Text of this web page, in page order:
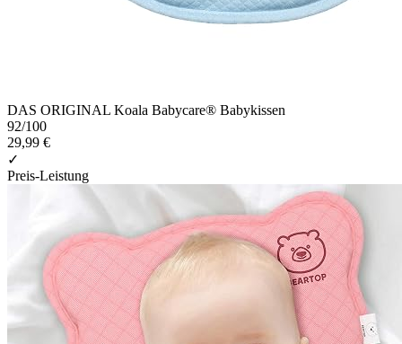
DAS ORIGINAL Koala Babycare® Babykissen
92/100
29,99 €
✓
Preis-Leistung